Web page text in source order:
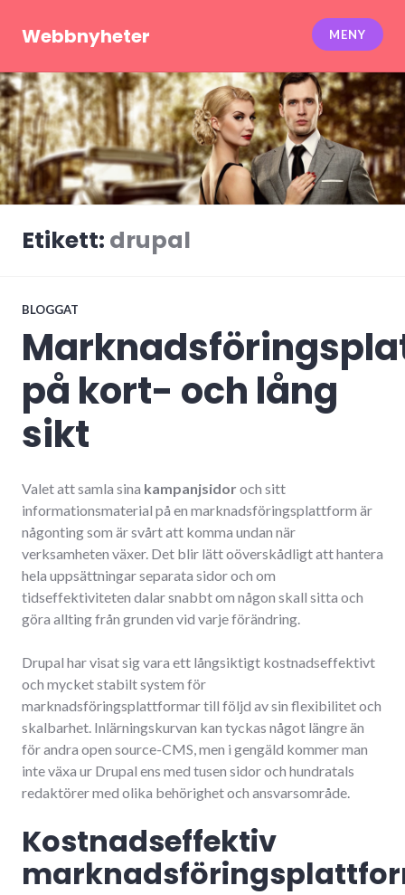
Webbnyheter MENY
Etikett: drupal
BLOGGAT
på kort- och lång
sikt
Valet att samla sina kampanjsidoroch sitt
informationsmaterial på en marknadsföringsplattform är
någonting som är svårt att komma undan när
verksamheten växer. Det blir lätt oöverskådligt att hantera
hela uppsättningar separata sidor och om
tidseffektiviteten dalar snabbt om någon skall sitta och
göra allting från grunden vid varje förändring.
Drupal har visat sig vara ett långsiktigt kostnadseffektivt
och mycket stabilt system för
marknadsföringsplattformar till följd av sin flexibilitet och
skalbarhet. Inlärningskurvan kan tyckas något längre än
för andra open source-CMS, men i gengäld kommer man
inte växa ur Drupal ens med tusen sidor och hundratals
redaktörer med olika behörighet och ansvarsområde.
Kostnadseffektiv